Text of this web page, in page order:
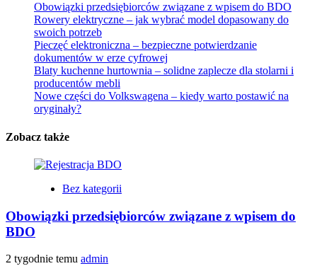
Obowiązki przedsiębiorców związane z wpisem do BDO
Rowery elektryczne – jak wybrać model dopasowany do
swoich potrzeb
Pieczęć elektroniczna – bezpieczne potwierdzanie
dokumentów w erze cyfrowej
Blaty kuchenne hurtownia – solidne zaplecze dla stolarni i
producentów mebli
Nowe części do Volkswagena – kiedy warto postawić na
oryginały?
Zobacz także
Bez kategorii
Obowiązki przedsiębiorców związane z wpisem do
BDO
2 tygodnie temu admin